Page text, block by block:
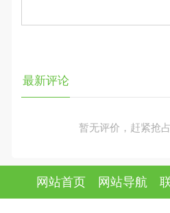
最新评论
暂无评价，赶紧抢
网站首页 网站导航